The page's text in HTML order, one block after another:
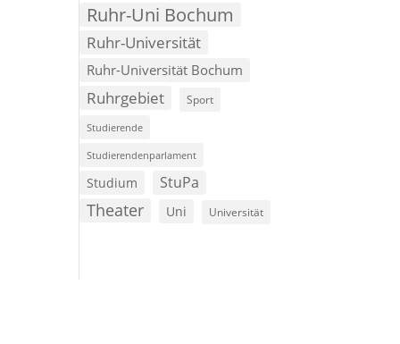
Ruhr-Uni Bochum
Ruhr-Universität
Ruhr-Universität Bochum
Ruhrgebiet Sport
Studierende
Studierendenparlament
Studium StuPa
Theater Uni Universität